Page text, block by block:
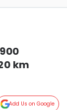
km
Add Us on Google